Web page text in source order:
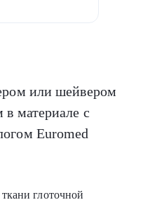
или шейвером
материале с
Euromed
глоточной